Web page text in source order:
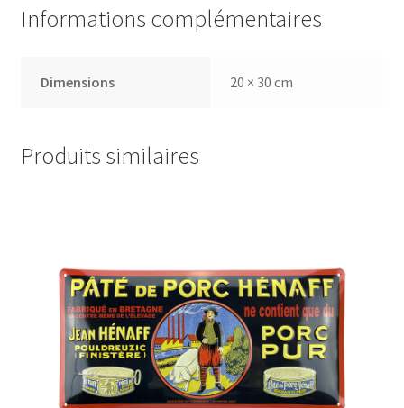
Informations complémentaires
Dimensions 20 × 30 cm
Produits similaires